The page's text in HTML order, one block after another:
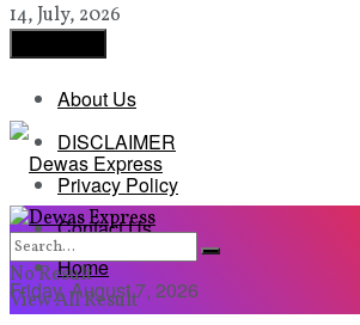
14, July, 2026
About Us
DISCLAIMER
Privacy Policy
Contact Us
Friday, August 7, 2026
Home
No Result
View All Result